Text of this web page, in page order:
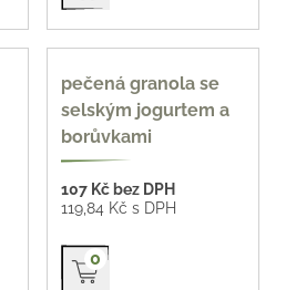
400 ml
pečená granola se
selským jogurtem a
borůvkami
107 Kč bez DPH
119,84 Kč s DPH
Přidat do košíku
0